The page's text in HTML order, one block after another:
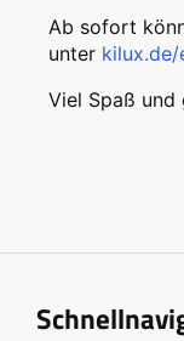
Ab sofort
unter
Viel Spaß und